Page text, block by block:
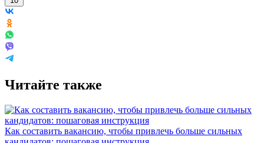
Читайте также
Как составить вакансию, чтобы привлечь больше сильных